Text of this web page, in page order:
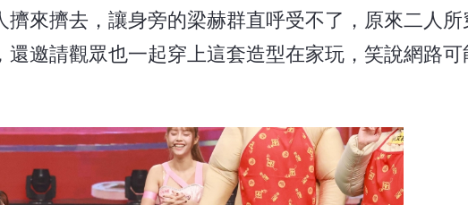
來擠去，讓身旁的梁赫群直呼受不了，原來二人所
邀請觀眾也一起穿上這套造型在家玩，笑說網路可